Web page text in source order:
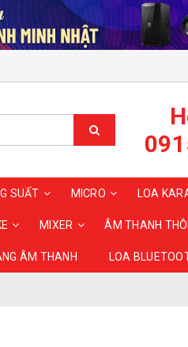
SUẤT MICRO LOA
MIXER ÂM THANH
ÂM THANH LOA